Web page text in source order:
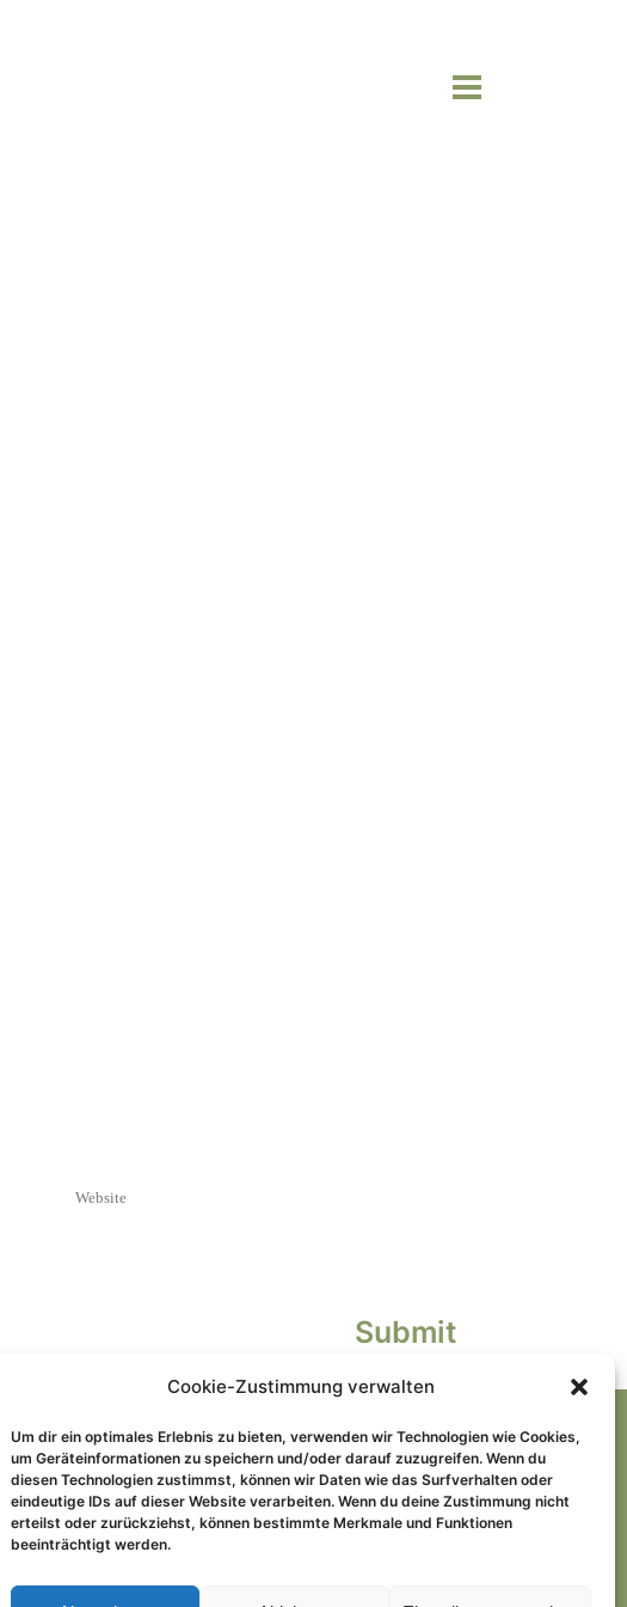
Cookie-Zustimmung verwalten
Um dir ein optimales Erlebnis zu bieten, verwenden wir Technologien wie Cookies,
um Geräteinformationen zu speichern und/oder darauf zuzugreifen. Wenn du
diesen Technologien zustimmst, können wir Daten wie das Surfverhalten oder
eindeutige IDs auf dieser Website verarbeiten. Wenn du deine Zustimmung nicht
erteilst oder zurückziehst, können bestimmte Merkmale und Funktionen
beeinträchtigt werden.